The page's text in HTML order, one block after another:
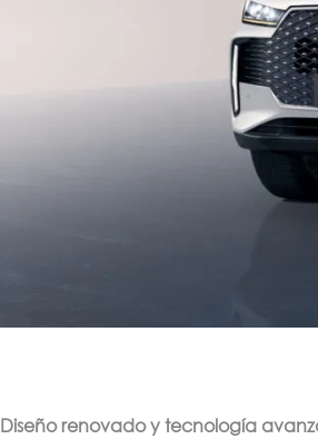
Diseño renovado y tecnología